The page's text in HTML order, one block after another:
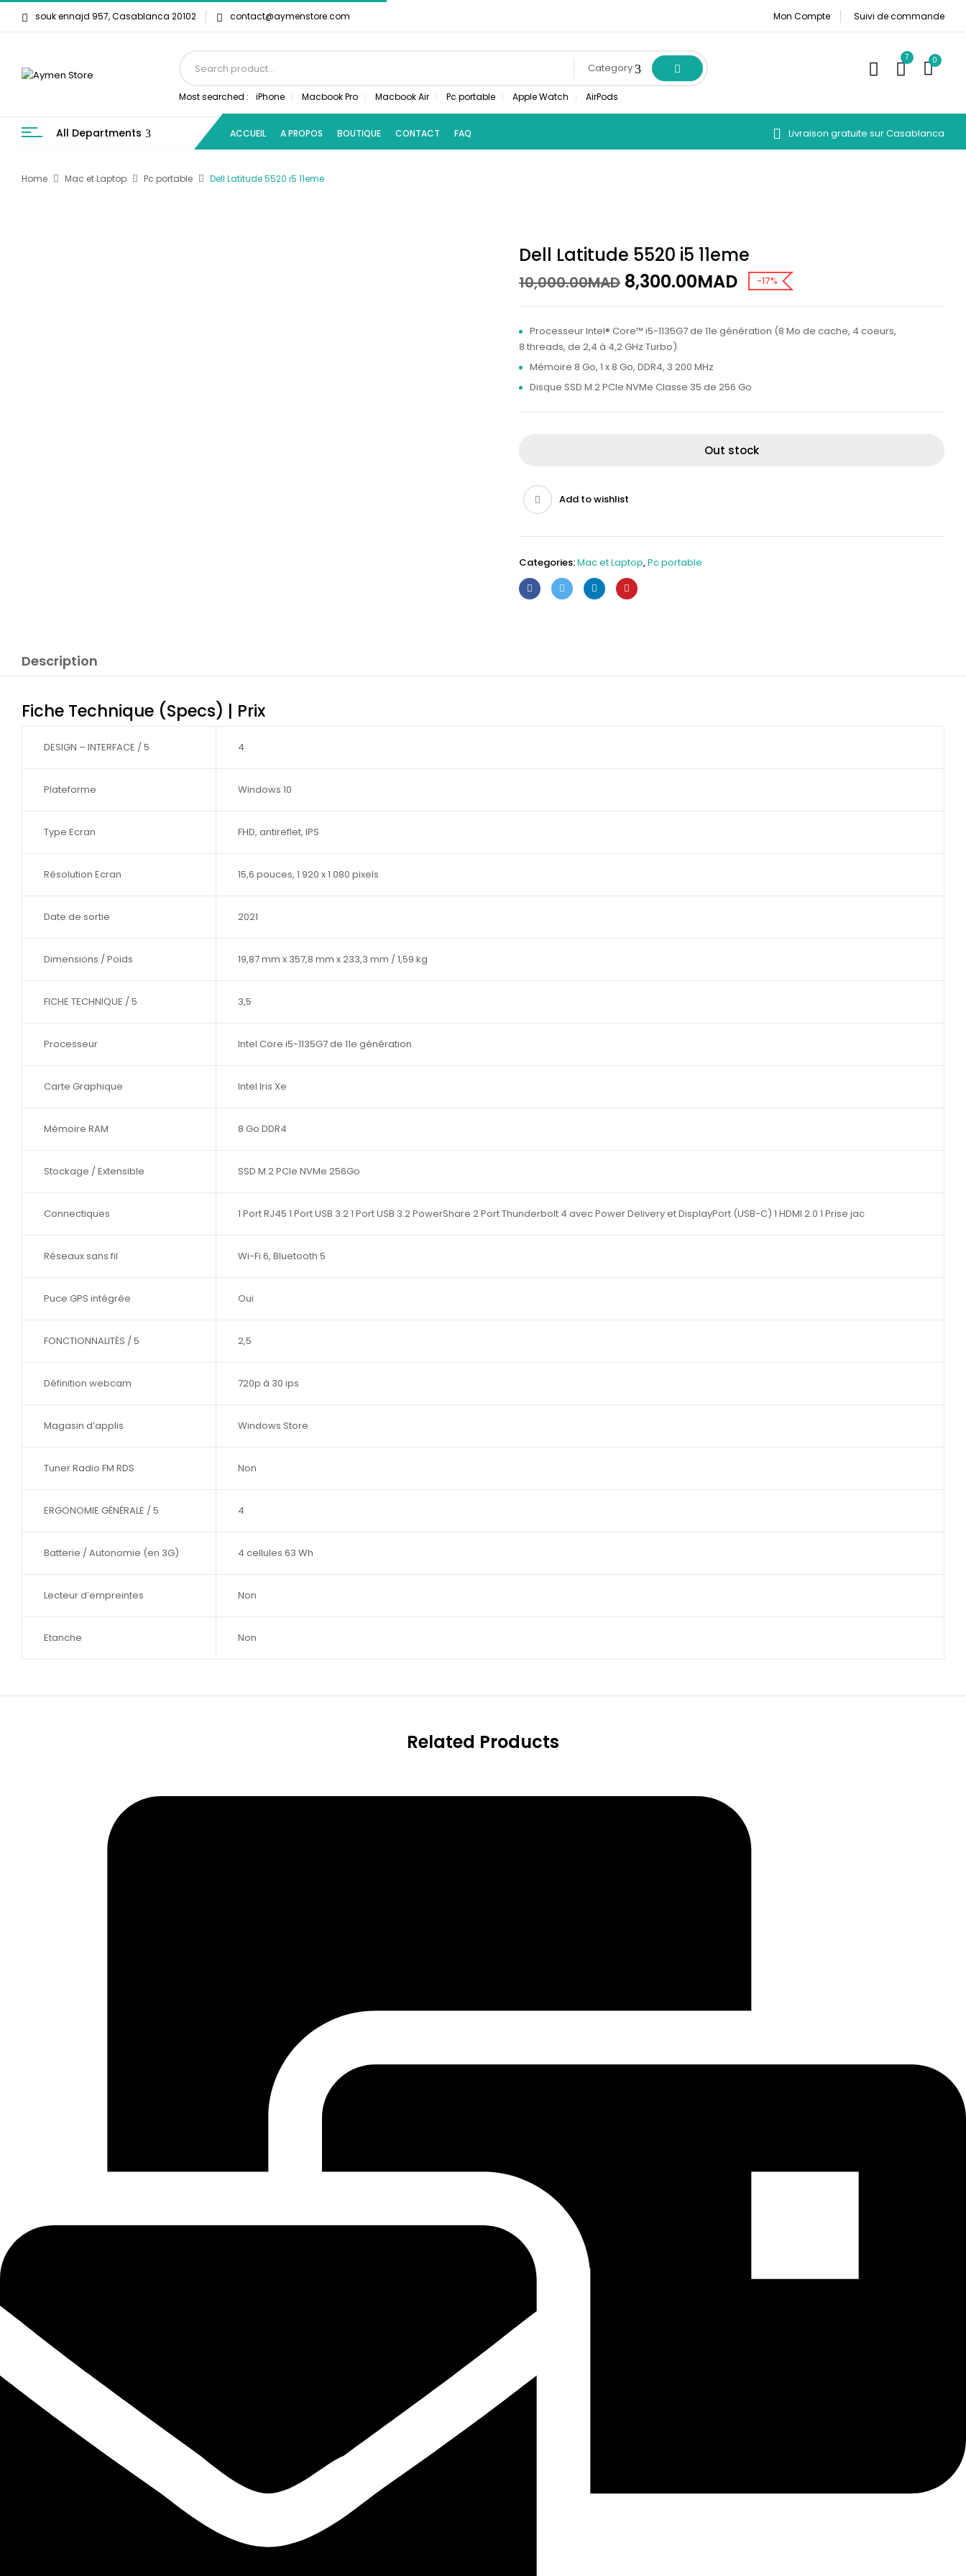
souk ennajd 957, Casablanca 20102 contact@aymenstore.com Mon Compte Suivi de commande
Category
Most searched : iPhone Macbook Pro Macbook Air Pc portable Apple Watch AirPods
7 0
All Departments ACCUEIL A PROPOS BOUTIQUE CONTACT FAQ Livraison gratuite sur Casablanca
Home Mac et Laptop Pc portable Dell Latitude 5520 i5 11eme
Dell Latitude 5520 i5 11eme
10,000.00MAD Original
price
was:
10,000.00MAD.
8,300.00MADCurrent
price
is:
8,300.00MAD.
-17%
Processeur Intel® Core™ i5-1135G7 de 11e génération (8 Mo de cache, 4 coeurs,
8 threads, de 2,4 à 4,2 GHz Turbo)
Mémoire 8 Go, 1 x 8 Go, DDR4, 3 200 MHz
Disque SSD M.2 PCIe NVMe Classe 35 de 256 Go
Out stock
Add to wishlist
Categories:Mac et Laptop,Pc portable
Description
Fiche Technique (Specs) | Prix
DESIGN – INTERFACE / 5 4
Plateforme Windows 10
Type Ecran FHD, antireflet, IPS
Résolution Ecran 15,6 pouces, 1 920 x 1 080 pixels
Date de sortie 2021
Dimensions / Poids 19,87 mm x 357,8 mm x 233,3 mm / 1,59 kg
FICHE TECHNIQUE / 5 3,5
Processeur Intel Core i5-1135G7 de 11e génération
Carte Graphique Intel Iris Xe
Mémoire RAM 8 Go DDR4
Stockage / Extensible SSD M.2 PCIe NVMe 256Go
Connectiques 1 Port RJ45 1 Port USB 3.2 1 Port USB 3.2 PowerShare 2 Port Thunderbolt 4 avec Power Delivery et DisplayPort (USB-C) 1 HDMI 2.0 1 Prise jac
Réseaux sans fil Wi-Fi 6, Bluetooth 5
Puce GPS intégrée Oui
FONCTIONNALITÉS / 5 2,5
Définition webcam 720p à 30 ips
Magasin d’applis Windows Store
Tuner Radio FM RDS Non
ERGONOMIE GÉNÉRALE / 5 4
Batterie / Autonomie (en 3G) 4 cellules 63 Wh
Lecteur d’empreintes Non
Etanche Non
Related Products